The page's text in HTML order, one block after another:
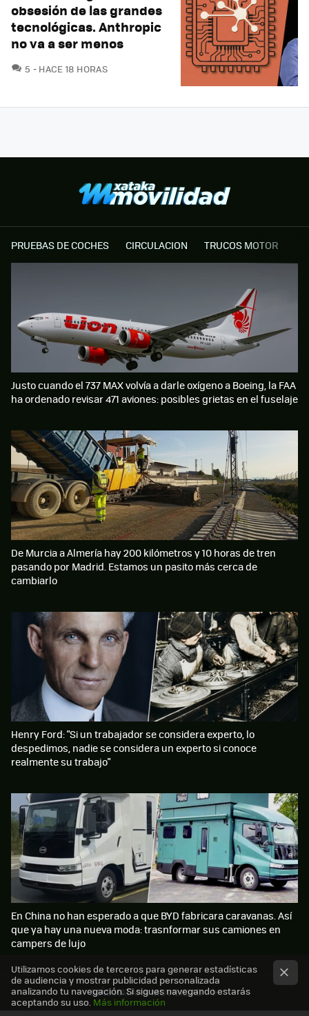
obsesión de las grandes
tecnológicas. Anthropic
no va a ser menos
5 COMENTARIOS
HACE 18 HORAS
PRUEBAS DE COCHES CIRCULACION TRUCOS MOTOR
MÁS XATAKA MOVILIDAD
Justo cuando el 737 MAX volvía a darle oxígeno a Boeing, la FAA
ha ordenado revisar 471 aviones: posibles grietas en el fuselaje
De Murcia a Almería hay 200 kilómetros y 10 horas de tren
pasando por Madrid. Estamos un pasito más cerca de
cambiarlo
Henry Ford: "Si un trabajador se considera experto, lo
despedimos, nadie se considera un experto si conoce
realmente su trabajo"
En China no han esperado a que BYD fabricara caravanas. Así
que ya hay una nueva moda: trasnformar sus camiones en
campers de lujo
Utilizamos cookies de terceros para generar estadísticas
de audiencia y mostrar publicidad personalizada
analizando tu navegación. Si sigues navegando estarás
aceptando su uso. Más información